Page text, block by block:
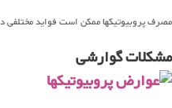
مصرف پروبیوتیکها ممکن است فواید مختلفی
مشکلات گوارشی